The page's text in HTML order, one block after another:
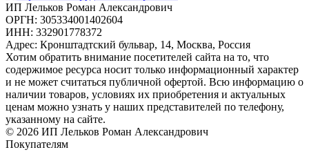
ИП Лельков Роман Александрович
ОРГН: 305334001402604
ИНН: 332901778372
Адрес: Кронштадтский бульвар, 14, Москва, Россия
Хотим обратить внимание посетителей сайта на то, что
содержимое ресурса носит только информационный характер
и не может считаться публичной офертой. Всю информацию о
наличии товаров, условиях их приобретения и актуальных
ценам можно узнать у наших представителей по телефону,
указанному на сайте.
© 2026 ИП Лельков Роман Александрович
Покупателям